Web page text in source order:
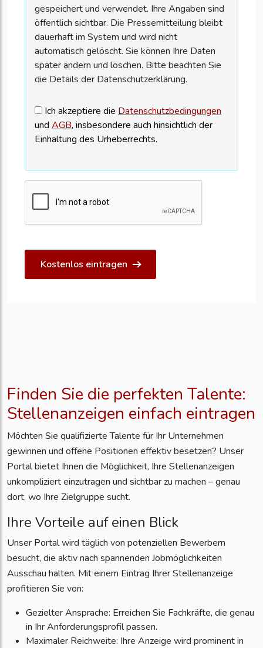
gespeichert und verwendet. Ihre Angaben sind
öffentlich sichtbar. Die Pressemitteilung bleibt
dauerhaft im System und wird nicht
automatisch gelöscht. Sie können Ihre Daten
später ändern und löschen. Bitte beachten Sie
die Details der Datenschutzerklärung.
Ich akzeptiere die Datenschutzbedingungen
und AGB, insbesondere auch hinsichtlich der
Einhaltung des Urheberrechts.
Kostenlos eintragen
Finden Sie die perfekten Talente:
Stellenanzeigen einfach eintragen
Möchten Sie qualifizierte Talente für Ihr Unternehmen
gewinnen und offene Positionen effektiv besetzen? Unser
Portal bietet Ihnen die Möglichkeit, Ihre Stellenanzeigen
unkompliziert einzutragen und sichtbar zu machen – genau
dort, wo Ihre Zielgruppe sucht.
Ihre Vorteile auf einen Blick
Unser Portal wird täglich von potenziellen Bewerbern
besucht, die aktiv nach spannenden Jobmöglichkeiten
Ausschau halten. Mit einem Eintrag Ihrer Stellenanzeige
profitieren Sie von:
Gezielter Ansprache: Erreichen Sie Fachkräfte, die genau
in Ihr Anforderungsprofil passen.
Maximaler Reichweite: Ihre Anzeige wird prominent in